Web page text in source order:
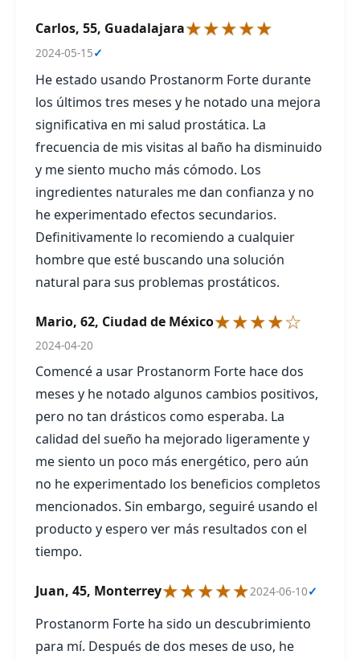
Carlos, 55, Guadalajara★★★★★
2024-05-15✓
He estado usando Prostanorm Forte durante
los últimos tres meses y he notado una mejora
significativa en mi salud prostática. La
frecuencia de mis visitas al baño ha disminuido
y me siento mucho más cómodo. Los
ingredientes naturales me dan confianza y no
he experimentado efectos secundarios.
Definitivamente lo recomiendo a cualquier
hombre que esté buscando una solución
natural para sus problemas prostáticos.
Mario, 62, Ciudad de México★★★★☆
2024-04-20
Comencé a usar Prostanorm Forte hace dos
meses y he notado algunos cambios positivos,
pero no tan drásticos como esperaba. La
calidad del sueño ha mejorado ligeramente y
me siento un poco más energético, pero aún
no he experimentado los beneficios completos
mencionados. Sin embargo, seguiré usando el
producto y espero ver más resultados con el
tiempo.
Juan, 45, Monterrey★★★★★2024-06-10✓
Prostanorm Forte ha sido un descubrimiento
para mí. Después de dos meses de uso, he